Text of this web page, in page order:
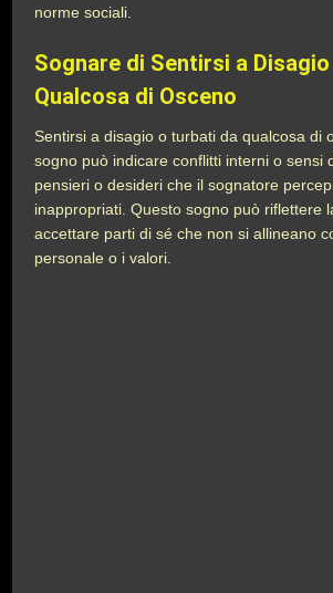
norme sociali.
Sognare di Sentirsi a
Qualcosa di Osceno
Sentirsi a disagio o turbati da qualcosa di
sogno può indicare conflitti interni o sensi
pensieri o desideri che il sognatore
inappropriati. Questo sogno può riflettere
accettare parti di sé che non si allineano
personale o i valori.